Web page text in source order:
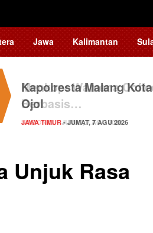
Jawa Kalimantan
Kapolresta Malang
Ojol
JAWA TIMUR- JUMAT, 7 AGU 2026
Unjuk Rasa